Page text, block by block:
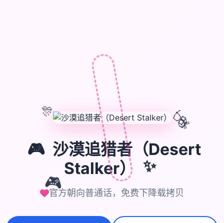
🎮
🎮 沙漠追猎者（Desert
Stalker） ✨
官方朝向普通话，免费下降载拷贝
🎈
🎊
🎁